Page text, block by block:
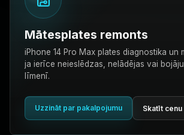
Mātesplates remonts
iPhone 14 Pro Max plates diagnostika un
ja ierīce neieslēdzas, nelādējas vai
līmenī.
Uzzināt par pakalpojumu Skatīt cenu